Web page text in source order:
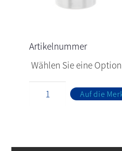
Artikelnummer
Auf die